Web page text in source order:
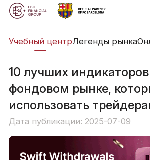
Учебный центрЛегенды рынка
10 лучших
фондовом рынке,
использовать
Дата публикации: 2025-07-09